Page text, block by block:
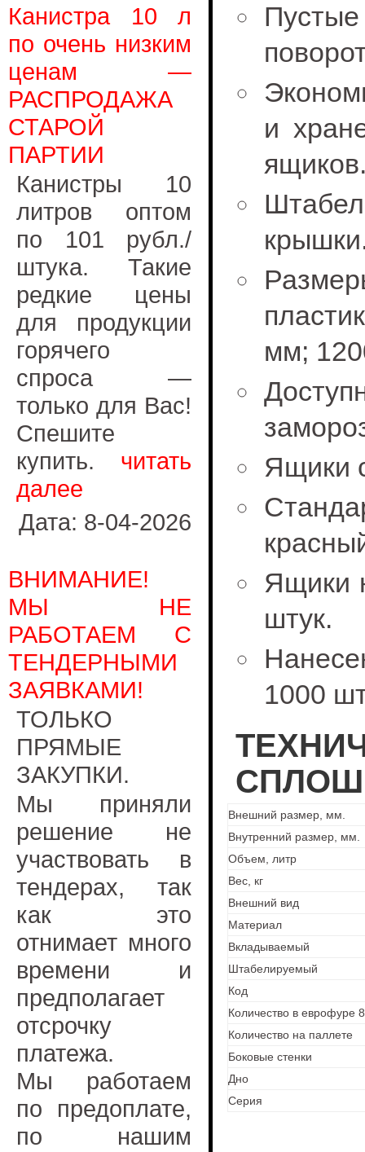
Канистра 10 л
по очень низким
ценам —
РАСПРОДАЖА
СТАРОЙ
ПАРТИИ
Канистры 10
литров оптом
по 101 рубл./
штука. Такие
редкие цены
для продукции
горячего
спроса —
только для Вас!
Спешите
купить. читать
далее
Дата: 8-04-2026
ВНИМАНИЕ!
МЫ НЕ
РАБОТАЕМ С
ТЕНДЕРНЫМИ
ЗАЯВКАМИ!
ТОЛЬКО
ПРЯМЫЕ
ЗАКУПКИ.
Мы приняли
решение не
участвовать в
тендерах, так
как это
отнимает много
времени и
предполагает
отсрочку
платежа.
Мы работаем
по предоплате,
по нашим
и
мм;
Ящики
Ящики
штук.
1000
Внешний размер, мм.
Внутренний размер, мм.
Объем, литр
Вес, кг
Внешний вид
Материал
Вкладываемый
Штабелируемый
Код
Количество в еврофуре
Количество на паллете
Боковые стенки
Дно
Серия